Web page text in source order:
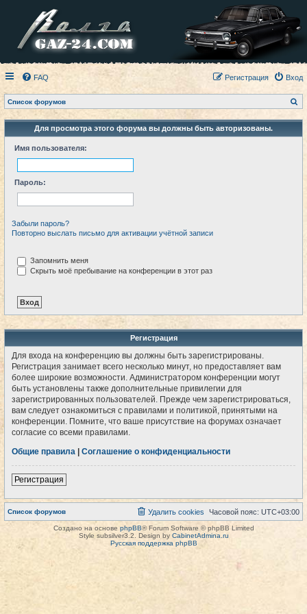
FAQ Вход
Регистрация
Список форумов
о
с
Для просмотра этого форума вы должны быть авторизованы.
Имя пользователя:
Пароль:
Забыли пароль?
Повторно выслать письмо для активации учётной записи
Запомнить меня
Скрыть моё пребывание на конференции в этот раз
Регистрация
Для входа на конференцию вы должны быть зарегистрированы.
Регистрация занимает всего несколько минут, но предоставляет вам
более широкие возможности. Администратором конференции могут
быть установлены также дополнительные привилегии для
зарегистрированных пользователей. Прежде чем зарегистрироваться,
вам следует ознакомиться с правилами и политикой, принятыми на
конференции. Помните, что ваше присутствие на форумах означает
согласие со всеми правилами.
Общие правила
Соглашение о конфиденциальности
Регистрация
Список форумов Часовой пояс: UTC+03:00
Удалить cookies
Создано на основе phpBB® Forum Software © phpBB Limited
Style subsilver3.2. Design by CabinetAdmina.ru
Русская поддержка phpBB